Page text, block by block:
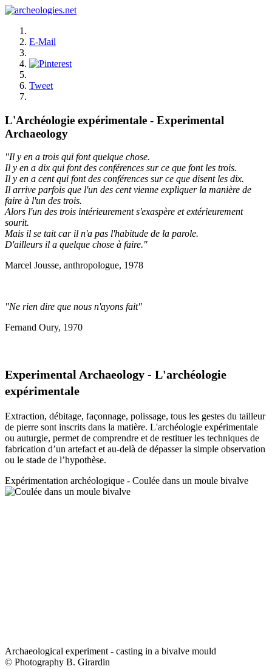
E-Mail
Tweet
L'Archéologie expérimentale - Experimental
Archaeology
"Il y en a trois qui font quelque chose.
Il y en a dix qui font des conférences sur ce que font les trois.
Il y en a cent qui font des conférences sur ce que disent les dix.
Il arrive parfois que l'un des cent vienne expliquer la manière de
faire à l'un des trois.
Alors l'un des trois intérieurement s'exaspère et extérieurement
sourit.
Mais il se tait car il n'a pas l'habitude de la parole.
D'ailleurs il a quelque chose à faire."
Marcel Jousse, anthropologue, 1978
"Ne rien dire que nous n'ayons fait"
Fernand Oury, 1970
Experimental Archaeology - L'archéologie
expérimentale
Extraction, débitage, façonnage, polissage, tous les gestes du tailleur
de pierre sont inscrits dans la matière. L'archéologie expérimentale
ou auturgie, permet de comprendre et de restituer les techniques de
fabrication d’un artefact et au-delà de dépasser la simple observation
ou le stade de l’hypothèse.
Expérimentation archéologique - Coulée dans un moule bivalve
Archaeological experiment - casting in a bivalve mould
© Photography B. Girardin